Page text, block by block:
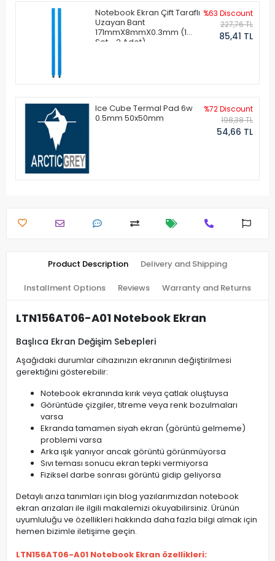
Notebook Ekran Çift Taraflı
Uzayan Bant
171mmX8mmX0.3mm (1
Set - 2 Adet)
%63 Discount
227,76 TL
85,41 TL
Ice Cube Termal Pad 6w
0.5mm 50x50mm
%72 Discount
198,38 TL
54,66 TL
Product Description Delivery and Shipping
Installment Options Reviews Warranty and Returns
LTN156AT06-A01 Notebook Ekran
Başlıca Ekran Değişim Sebepleri
Aşağıdaki durumlar cihazınızın ekranının değiştirilmesi
gerektiğini gösterebilir:
Notebook ekranında kırık veya çatlak oluştuysa
Görüntüde çizgiler, titreme veya renk bozulmaları
varsa
Ekranda tamamen siyah ekran (görüntü gelmeme)
problemi varsa
Arka ışık yanıyor ancak görüntü görünmüyorsa
Sıvı teması sonucu ekran tepki vermiyorsa
Fiziksel darbe sonrası görüntü gidip geliyorsa
Detaylı arıza tanımları için blog yazılarımızdan notebook
ekran arızaları ile ilgili makalemizi okuyabilirsiniz. Ürünün
uyumluluğu ve özellikleri hakkında daha fazla bilgi almak için
hemen bizimle iletişime geçin.
LTN156AT06-A01 Notebook Ekran özellikleri: